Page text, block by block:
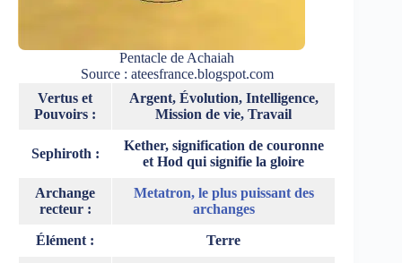
Pentacle de Achaiah
Source : ateesfrance.blogspot.com
Vertus et
Pouvoirs :
Argent, Évolution, Intelligence,
Mission de vie, Travail
Sephiroth :
Kether, signification de couronne
et Hod qui signifie la gloire
Archange
recteur :
Metatron, le plus puissant des
archanges
Élément : Terre